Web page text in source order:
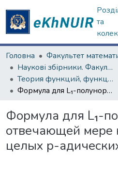
та
Головна
Наукові збірники. Факультет математики і інформатики
Теория функций, функциональный анализ и их приложения (1965–1985 гг.)
Формула для L₁-полунормы, отвечающей мере на компакте целых p-адических чисел
Формула для L₁-
отвечающей мере
целых p-